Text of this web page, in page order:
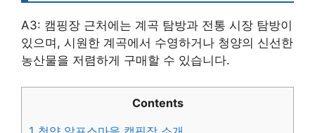
A3: 캠핑장 근처에는 계곡 탐방과 전통 시장 탐방이
있으며, 시원한 계곡에서 수영하거나 청양의 신선한
농산물을 저렴하게 구매할 수 있습니다.
Contents